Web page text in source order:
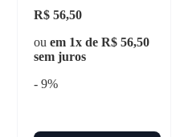
R$ 56,50
ou em 1x de R$ 56,50
sem juros
- 9%